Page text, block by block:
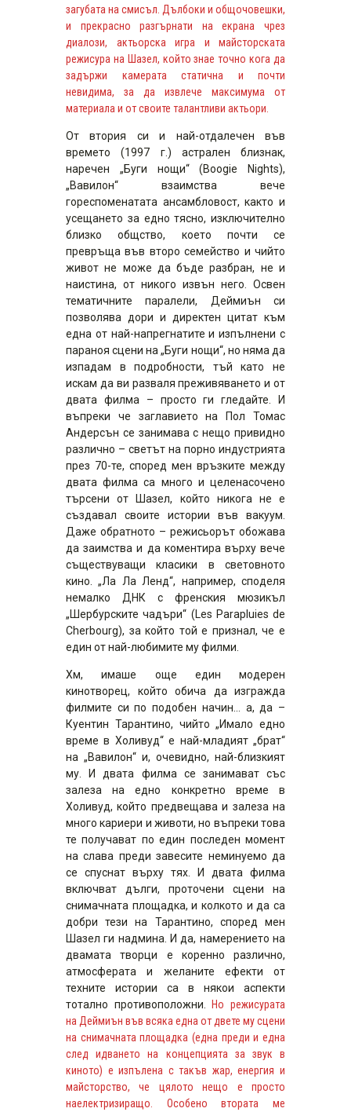
загубата на смисъл. Дълбоки и общочовешки,
и прекрасно разгърнати на екрана чрез
диалози, актьорска игра и майсторската
режисура на Шазел, който знае точно кога да
задържи камерата статична и почти
невидима, за да извлече максимума от
материала и от своите талантливи актьори.
От втория си и най-отдалечен във
времето (1997 г.) астрален близнак,
наречен „Буги нощи“ (Boogie Nights),
„Вавилон“ взаимства вече
гореспоменатата ансамбловост, както и
усещането за едно тясно, изключително
близко общство, което почти се
превръща във второ семейство и чийто
живот не може да бъде разбран, не и
наистина, от никого извън него. Освен
тематичните паралели, Деймиън си
позволява дори и директен цитат към
една от най-напрегнатите и изпълнени с
параноя сцени на „Буги нощи“, но няма да
изпадам в подробности, тъй като не
искам да ви разваля преживяването и от
двата филма – просто ги гледайте. И
въпреки че заглавието на Пол Томас
Андерсън се занимава с нещо привидно
различно – светът на порно индустрията
през 70-те, според мен връзките между
двата филма са много и целенасочено
търсени от Шазел, който никога не е
създавал своите истории във вакуум.
Даже обратното – режисьорът обожава
да заимства и да коментира върху вече
съществуващи класики в световното
кино. „Ла Ла Ленд“, например, споделя
немалко ДНК с френския мюзикъл
„Шербурските чадъри“ (Les Parapluies de
Cherbourg), за който той е признал, че е
един от най-любимите му филми.
Хм, имаше още един модерен
кинотворец, който обича да изгражда
филмите си по подобен начин… а, да –
Куентин Тарантино, чийто „Имало едно
време в Холивуд“ е най-младият „брат“
на „Вавилон“ и, очевидно, най-близкият
му. И двата филма се занимават със
залеза на едно конкретно време в
Холивуд, който предвещава и залеза на
много кариери и животи, но въпреки това
те получават по един последен момент
на слава преди завесите неминуемо да
се спуснат върху тях. И двата филма
включват дълги, проточени сцени на
снимачната площадка, и колкото и да са
добри тези на Тарантино, според мен
Шазел ги надмина. И да, намерението на
двамата творци е коренно различно,
атмосферата и желаните ефекти от
техните истории са в някои аспекти
тотално противоположни.
Но режисурата
на Деймиън във всяка една от двете му сцени
на снимачната площадка (една преди и една
след идването на концепцията за звук в
киното) е изпълена с такъв жар, енергия и
майсторство, че цялото нещо е просто
наелектризиращо. Особено втората ме